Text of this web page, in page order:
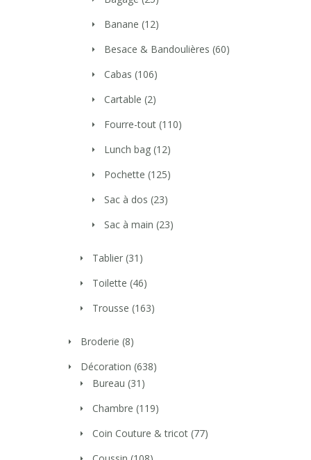
Banane (12)
Besace & Bandoulières (60)
Cabas (106)
Cartable (2)
Fourre-tout (110)
Lunch bag (12)
Pochette (125)
Sac à dos (23)
Sac à main (23)
Tablier (31)
Toilette (46)
Trousse (163)
Broderie (8)
Décoration (638)
Bureau (31)
Chambre (119)
Coin Couture & tricot (77)